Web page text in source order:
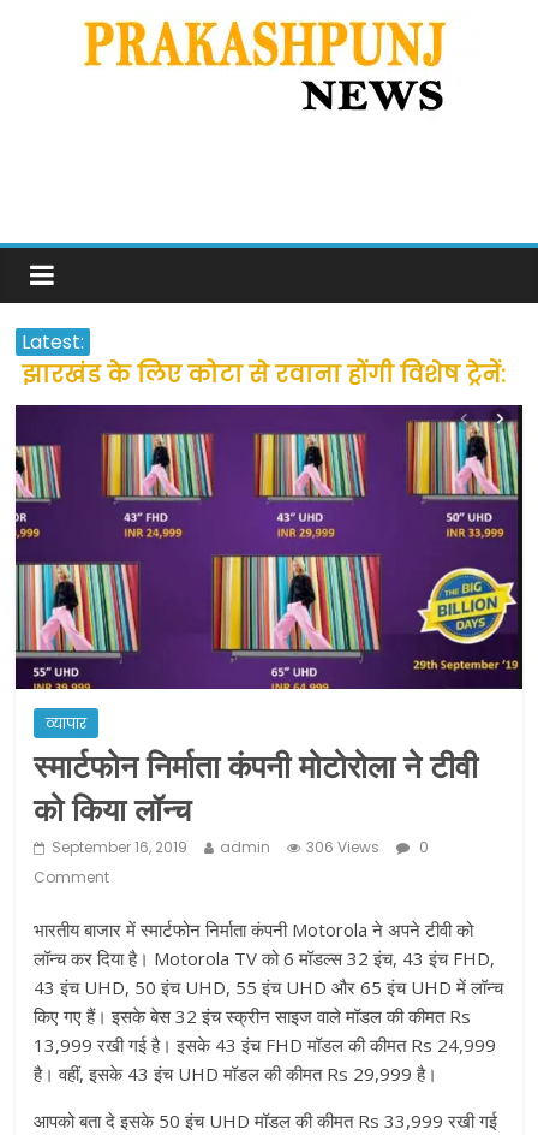
Latest:
झारखंड के लिए कोटा से रवाना होंगी विशेष ट्रेनें:
सीएम हेमंत सोरेन
उत्तराखंड के अन्य राज्यों में फंसे लोगों की जल्द
होगी घर वापसी
प्रवासियों व मजदूरों को दी गई छूट के बाद लोगो
ने कराया पंजीयन: राजस्थान सरकार
शराब और पान की दुकानों को ग्रीन जोन में
खोलने की मिली इजाजत: गृह मंत्रालय
दो हफ्ते के लिए बढ़ाया लॉकडाउन: गृह मंत्रालय
व्यापार
स्मार्टफोन निर्माता कंपनी मोटोरोला ने टीवी
को किया लॉन्च
September 16, 2019 admin 306 Views
0
Comment
भारतीय बाजार में स्मार्टफोन निर्माता कंपनी Motorola ने अपने टीवी को
लॉन्च कर दिया है। Motorola TV को 6 मॉडल्स 32 इंच, 43 इंच FHD,
43 इंच UHD, 50 इंच UHD, 55 इंच UHD और 65 इंच UHD में लॉन्च
किए गए हैं। इसके बेस 32 इंच स्क्रीन साइज वाले मॉडल की कीमत Rs
13,999 रखी गई है। इसके 43 इंच FHD मॉडल की कीमत Rs 24,999
है। वहीं, इसके 43 इंच UHD मॉडल की कीमत Rs 29,999 है।
आपको बता दे इसके 50 इंच UHD मॉडल की कीमत Rs 33,999 रखी गई